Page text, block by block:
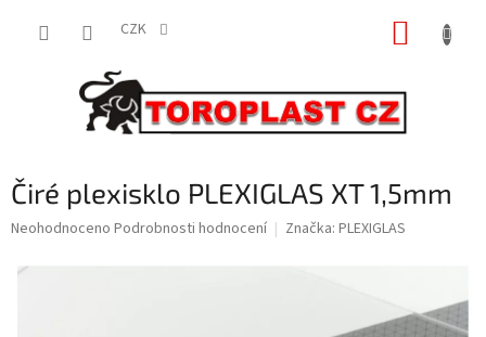
CZK
Čiré plexisklo PLEXIGLAS XT 1,5mm
Průměrné
produktu
Neohodnoceno Podrobnosti hodnocení Značka: PLEXIGLAS